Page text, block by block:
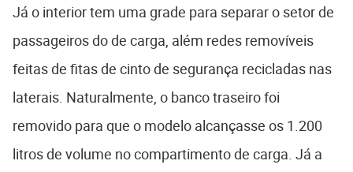
Já o interior tem uma grade para separar o setor de
passageiros do de carga, além redes removíveis
feitas de fitas de cinto de segurança recicladas nas
laterais. Naturalmente, o banco traseiro foi
removido para que o modelo alcançasse os 1.200
litros de volume no compartimento de carga. Já a